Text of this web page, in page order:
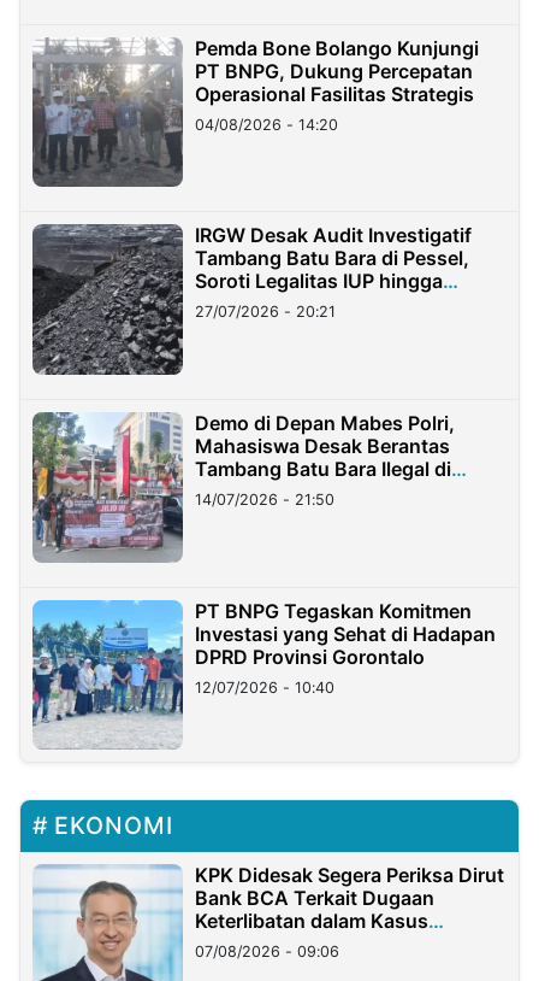
Pemda Bone Bolango Kunjungi
PT BNPG, Dukung Percepatan
Operasional Fasilitas Strategis
04/08/2026 - 14:20
IRGW Desak Audit Investigatif
Tambang Batu Bara di Pessel,
Soroti Legalitas IUP hingga
Stockpile
27/07/2026 - 20:21
Demo di Depan Mabes Polri,
Mahasiswa Desak Berantas
Tambang Batu Bara Ilegal di
Lampung
14/07/2026 - 21:50
PT BNPG Tegaskan Komitmen
Investasi yang Sehat di Hadapan
DPRD Provinsi Gorontalo
12/07/2026 - 10:40
EKONOMI
KPK Didesak Segera Periksa Dirut
Bank BCA Terkait Dugaan
Keterlibatan dalam Kasus
Hilangnya Dana Nasabah Rp2,58
Miliar
07/08/2026 - 09:06